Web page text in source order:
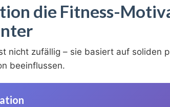
die Fitness-
nicht zufällig – sie basiert auf soliden
beeinflussen.